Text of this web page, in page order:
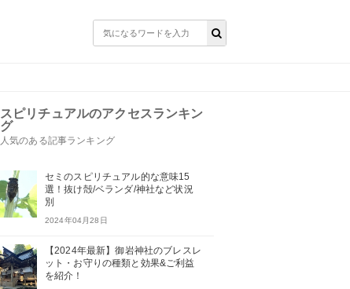
スピリチュアルのアクセスランキン
グ
人気のある記事ランキング
セミのスピリチュアル的な意味15
選！抜け殻/ベランダ/神社など状況
別
2024年04月28日
【2024年最新】御岩神社のブレスレ
ット・お守りの種類と効果&ご利益
を紹介！